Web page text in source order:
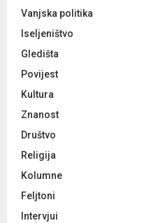
Vanjska politika
Iseljeništvo
Gledišta
Povijest
Kultura
Znanost
Društvo
Religija
Kolumne
Feljtoni
Intervjui